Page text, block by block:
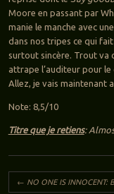
Moore en passant par
manie le manche avec
dans nos tripes ce qui
surtout sincère. Trout va
attrape l’auditeur pour le
Allez, je vais maintenant
Note: 8,5/10
Titre que je retiens:
Navigation des articles
← NO ONE IS INNOCENT: Barricades